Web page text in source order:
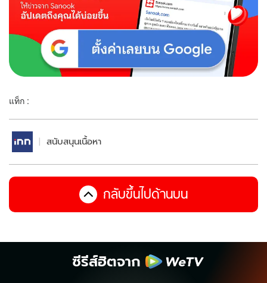
แท็ก :
สนับสนุนเนื้อหา
กลับขึ้นไปด้านบน
ซีรีส์ฮิตจาก